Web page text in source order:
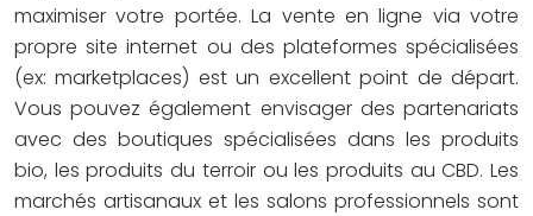
maximiser votre portée. La vente en ligne via votre
propre site internet ou des plateformes spécialisées
(ex: marketplaces) est un excellent point de départ.
Vous pouvez également envisager des partenariats
avec des boutiques spécialisées dans les produits
bio, les produits du terroir ou les produits au CBD. Les
marchés artisanaux et les salons professionnels sont